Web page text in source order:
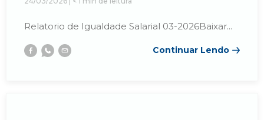
Relatorio de Igualdade Salarial 03-2026Baixar...
Continuar Lendo